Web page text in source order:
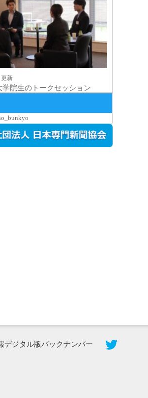
更新
学院生のトークセッション
デジタル版バックナンバー